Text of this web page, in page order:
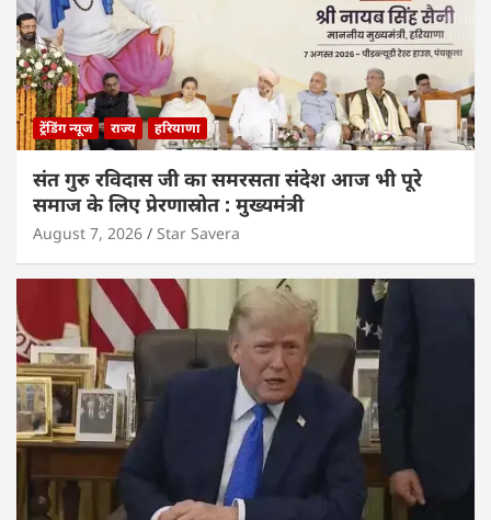
ट्रेंडिंग न्यूज राज्य हरियाणा
संत गुरु रविदास जी का समरसता संदेश आज भी पूरे
समाज के लिए प्रेरणास्रोत : मुख्यमंत्री
August 7, 2026 Star Savera